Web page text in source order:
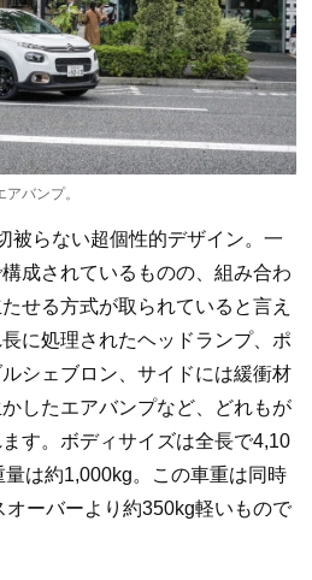
バンプ。
被らない超個性的デザイン。一
成されているものの、組み合わ
せる方式が取られていると言え
に処理されたヘッドランプ、ポ
シェブロン、サイドには緩衝材
したエアバンプなど、どれもが
す。ボディサイズは全長で4,10
は約1,000kg。この車重は同時
ーバーより約350kg軽いもので